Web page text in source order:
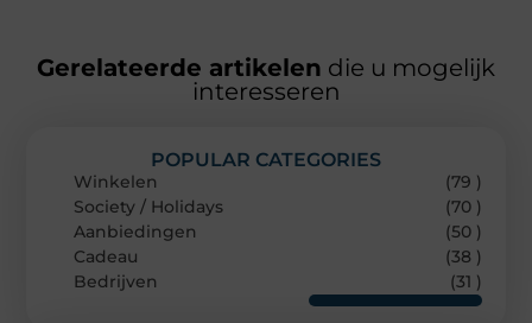
Gerelateerde artikelen die u mogelijk
interesseren
POPULAR CATEGORIES
Winkelen
(79 )
Society / Holidays
(70 )
Aanbiedingen
(50 )
Cadeau
(38 )
Bedrijven
(31 )